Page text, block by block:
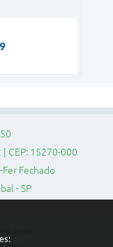
CEP: 15270-000
Fechado
- SP